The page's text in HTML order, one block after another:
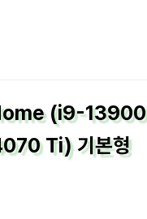
(i9-13900
Ti) 기본형